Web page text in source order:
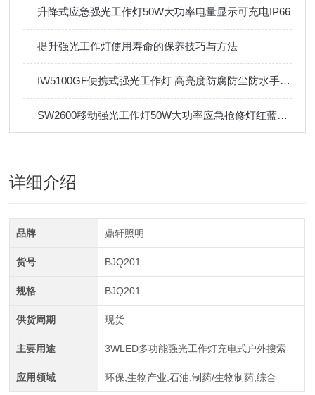
升降式应急强光工作灯50W大功率电量显示可充电IP66
提升强光工作灯使用寿命的保养技巧与方法
IW5100GF便携式强光工作灯 高亮度防腐防尘防水手提灯
SW2600移动强光工作灯50W大功率应急抢修灯红蓝信号
详细介绍
品牌 鼎轩照明
货号 BJQ201
规格 BJQ201
供货周期 现货
主要用途 3WLED多功能强光工作灯充电式户外搜索
应用领域 环保,生物产业,石油,制药/生物制药,综合